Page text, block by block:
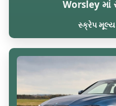
Worsley
સ્ક્રેપ